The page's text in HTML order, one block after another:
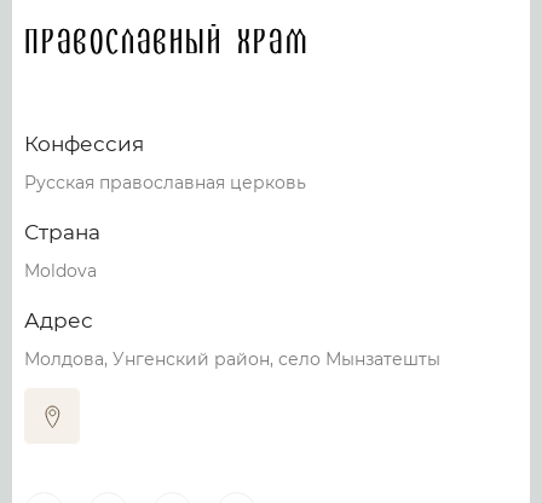
Православный храм
Конфессия
Русская православная церковь
Страна
Moldova
Адрес
Молдова, Унгенский район, село Мынзатешты